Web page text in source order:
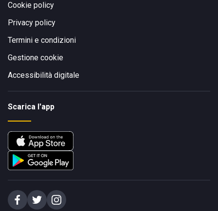
Cookie policy
Privacy policy
Termini e condizioni
Gestione cookie
Accessibilità digitale
Scarica l'app